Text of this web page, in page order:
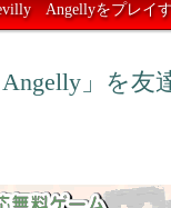
Angellyをプレイ
」を友